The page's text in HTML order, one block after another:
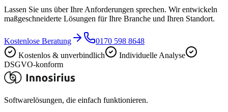
Lassen Sie uns über Ihre Anforderungen sprechen. Wir entwickeln
maßgeschneiderte Lösungen für Ihre Branche und Ihren Standort.
Kostenlose Beratung
0170 598 8648
Kostenlos & unverbindlich
Individuelle Analyse
DSGVO-konform
Softwarelösungen, die einfach funktionieren.